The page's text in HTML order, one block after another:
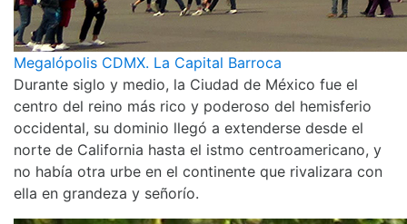
Megalópolis CDMX. La Capital Barroca
Durante siglo y medio, la Ciudad de México fue el
centro del reino más rico y poderoso del hemisferio
occidental, su dominio llegó a extenderse desde el
norte de California hasta el istmo centroamericano, y
no había otra urbe en el continente que rivalizara con
ella en grandeza y señorío.